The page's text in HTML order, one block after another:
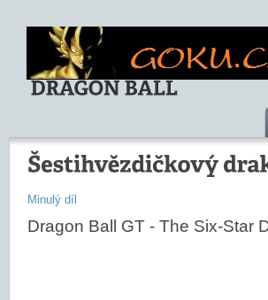
Minulý díl
Dragon Ball GT - The Six-Star